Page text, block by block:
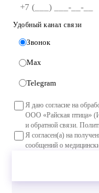
Удобный канал связи
Звонок
Max
Telegram
Я даю согласие на
ООО «Райская птица»
и обратной связи.
Я согласен(а) на
сообщений о